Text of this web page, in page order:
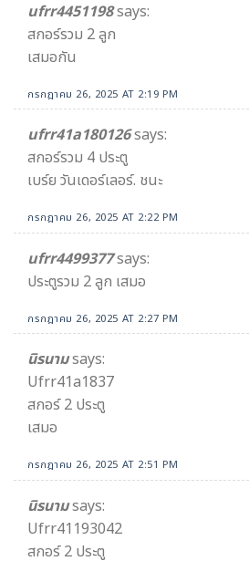
ufrr4451198says:
สกอร์รวม 2 ลูก
เสมอกัน
กรกฎาคม 26, 2025 AT 2:19 PM
ufrr41a180126says:
สกอร์รวม 4 ประตู
เบร์ย วันเดอร์เลอร์. ชนะ
กรกฎาคม 26, 2025 AT 2:22 PM
ufrr4499377says:
ประตูรวม 2 ลูก เสมอ
กรกฎาคม 26, 2025 AT 2:27 PM
นิรนามsays:
Ufrr41a1837
สกอร์ 2 ประตู
เสมอ
กรกฎาคม 26, 2025 AT 2:51 PM
นิรนามsays:
Ufrr41193042
สกอร์ 2 ประตู